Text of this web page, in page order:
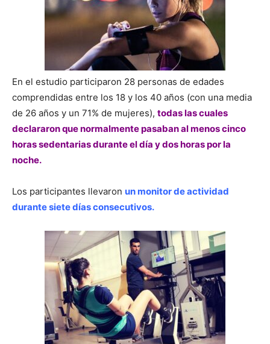
En el estudio participaron 28 personas de edades
comprendidas entre los 18 y los 40 años (con una media
de 26 años y un 71% de mujeres), todas las cuales
declararon que normalmente pasaban al menos cinco
horas sedentarias durante el día y dos horas por la
noche.
Los participantes llevaron un monitor de actividad
durante siete días consecutivos.